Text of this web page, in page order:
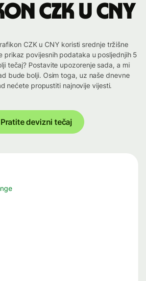
CZK u CNY
CZK u CNY koristi srednje tržišne
prikaz povijesnih podataka u posljednjih 5
tečaj? Postavite upozorenje sada, a mi
bude bolji. Osim toga, uz naše dnevne
nećete propustiti najnovije vijesti.
Pratite devizni tečaj